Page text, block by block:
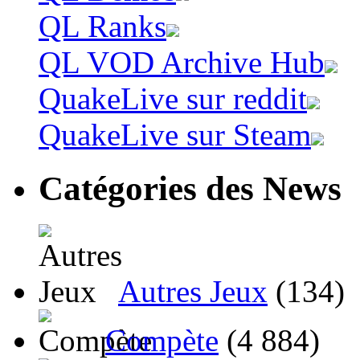
QL Ranks
QL VOD Archive Hub
QuakeLive sur reddit
QuakeLive sur Steam
Catégories des News
Autres Jeux (134)
Compète (4 884)